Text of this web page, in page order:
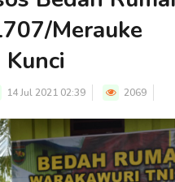
Merauke
14 Jul 2021 02:39 2069